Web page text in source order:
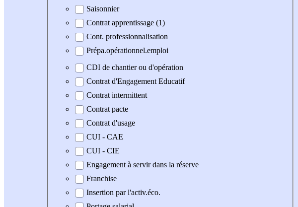
Saisonnier
Contrat apprentissage (1)
Cont. professionnalisation
Prépa.opérationnel.emploi
CDI de chantier ou d'opération
Contrat d'Engagement Educatif
Contrat intermittent
Contrat pacte
Contrat d'usage
CUI - CAE
CUI - CIE
Engagement à servir dans la réserve
Franchise
Insertion par l'activ.éco.